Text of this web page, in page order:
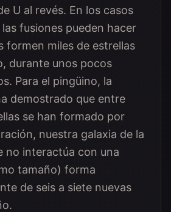
U al revés. En los casos
fusiones pueden hacer
formen miles de estrellas
durante unos pocos
Para el pingüino, la
demostrado que entre
se han formado por
nuestra galaxia de la
no interactúa con una
tamaño) forma
de seis a siete nuevas